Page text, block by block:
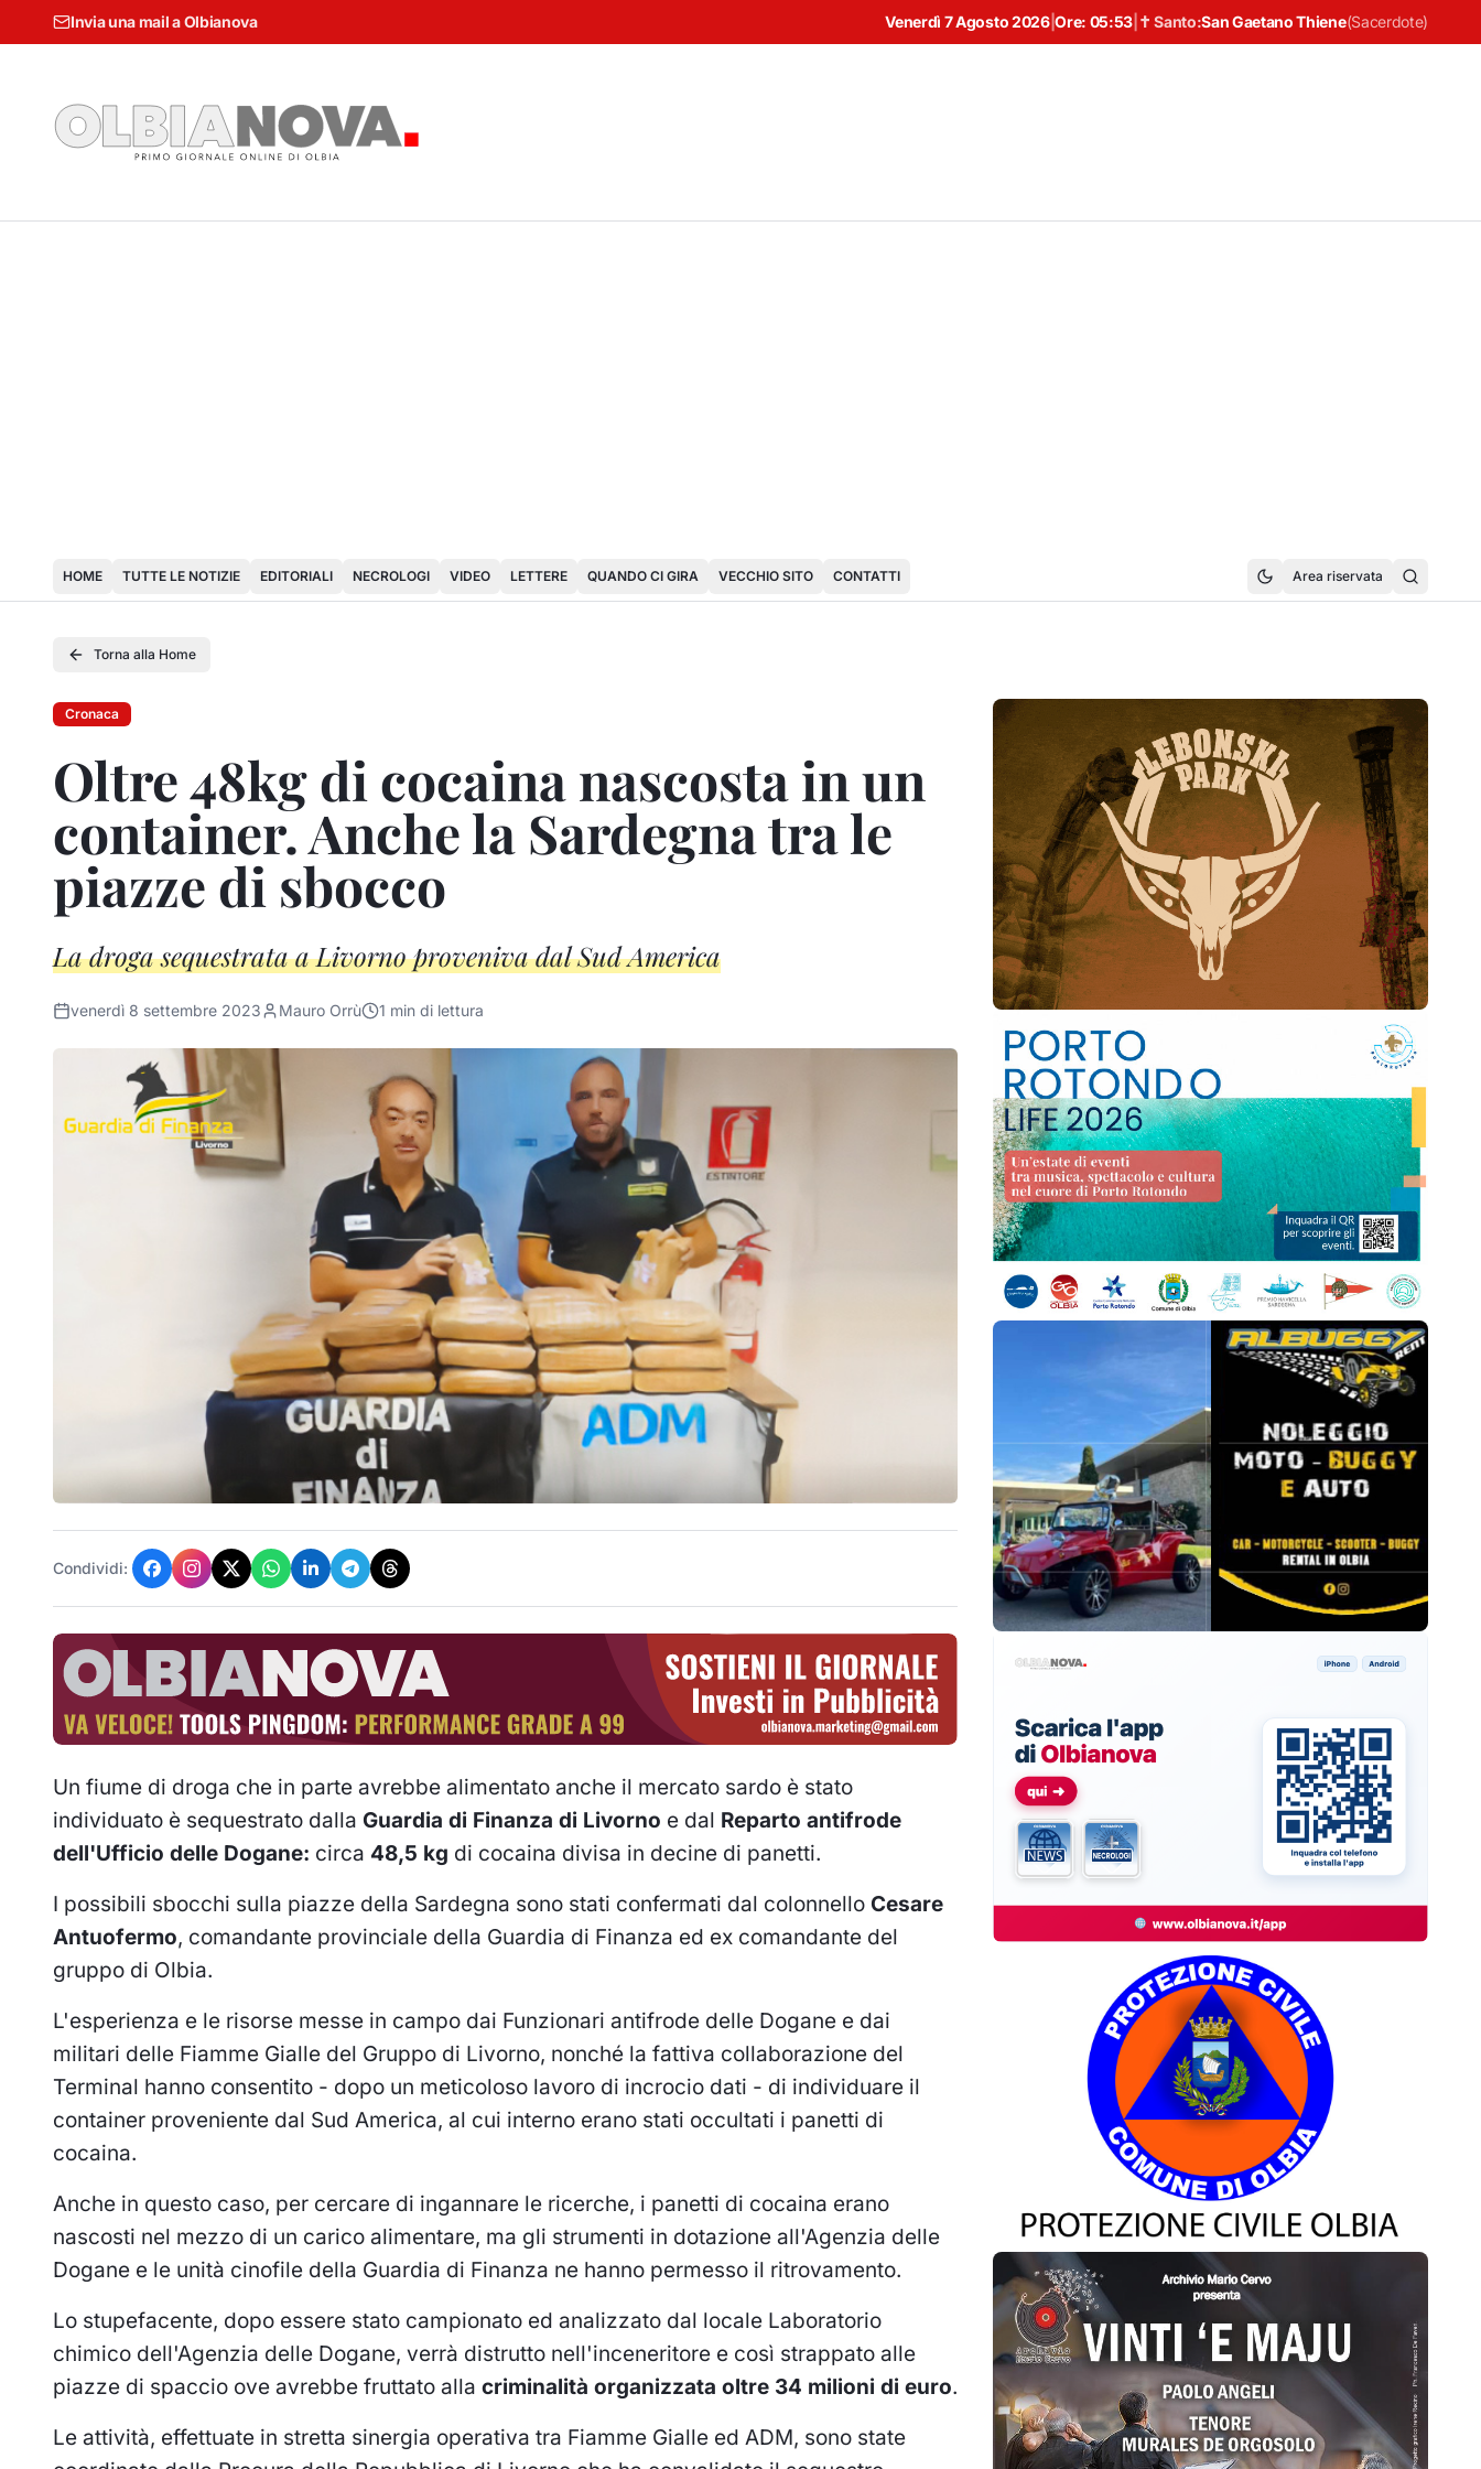
Invia una mail a Olbianova Venerdì 7 Agosto 2026|Ore: 05:53 ✝ Santo:San Gaetano Thiene(Sacerdote)
HOME TUTTE LE NOTIZIE EDITORIALI NECROLOGI VIDEO LETTERE QUANDO CI GIRA VECCHIO SITO CONTATTI Area riservata
Torna alla Home
Cronaca
Oltre 48kg di cocaina nascosta in un
container. Anche la Sardegna tra le
piazze di sbocco
La droga sequestrata a Livorno proveniva dal Sud America
venerdì 8 settembre 2023 Mauro Orrù 1 min di lettura
Condividi:
Un fiume di droga che in parte avrebbe alimentato anche il mercato sardo è stato
individuato è sequestrato dalla Guardia di Finanza di Livorno e dal Reparto antifrode
dell'Ufficio delle Dogane: circa 48,5 kg di cocaina divisa in decine di panetti.
I possibili sbocchi sulla piazze della Sardegna sono stati confermati dal colonnello Cesare
Antuofermo, comandante provinciale della Guardia di Finanza ed ex comandante del
gruppo di Olbia.
L'esperienza e le risorse messe in campo dai Funzionari antifrode delle Dogane e dai
militari delle Fiamme Gialle del Gruppo di Livorno, nonché la fattiva collaborazione del
Terminal hanno consentito - dopo un meticoloso lavoro di incrocio dati - di individuare il
container proveniente dal Sud America, al cui interno erano stati occultati i panetti di
cocaina.
Anche in questo caso, per cercare di ingannare le ricerche, i panetti di cocaina erano
nascosti nel mezzo di un carico alimentare, ma gli strumenti in dotazione all'Agenzia delle
Dogane e le unità cinofile della Guardia di Finanza ne hanno permesso il ritrovamento.
Lo stupefacente, dopo essere stato campionato ed analizzato dal locale Laboratorio
chimico dell'Agenzia delle Dogane, verrà distrutto nell'inceneritore e così strappato alle
piazze di spaccio ove avrebbe fruttato alla criminalità organizzata oltre 34 milioni di euro.
Le attività, effettuate in stretta sinergia operativa tra Fiamme Gialle ed ADM, sono state